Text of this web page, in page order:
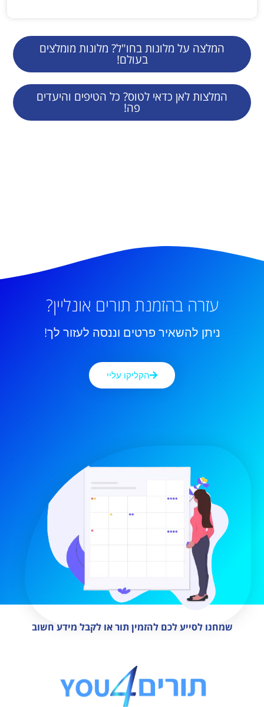
המלצה על מלונות בחו"ל? מלונות מומלצים
בעולם!
המלצות לאן כדאי לטוס? כל הטיפים והיעדים
פה!
עזרה בהזמנת תורים אונליין?
ניתן להשאיר פרטים וננסה לעזור לך!
הקליקו עליי
שמחנו לסייע לכם להזמין תור או לקבל מידע חשוב